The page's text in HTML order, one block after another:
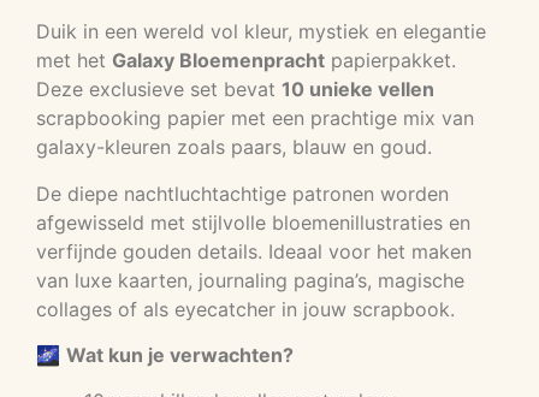
Duik in een wereld vol kleur, mystiek en elegantie
met het Galaxy Bloemenpracht papierpakket.
Deze exclusieve set bevat 10 unieke vellen
scrapbooking papier met een prachtige mix van
galaxy-kleuren zoals paars, blauw en goud.
De diepe nachtluchtachtige patronen worden
afgewisseld met stijlvolle bloemenillustraties en
verfijnde gouden details. Ideaal voor het maken
van luxe kaarten, journaling pagina’s, magische
collages of als eyecatcher in jouw scrapbook.
🌌 Wat kun je verwachten?